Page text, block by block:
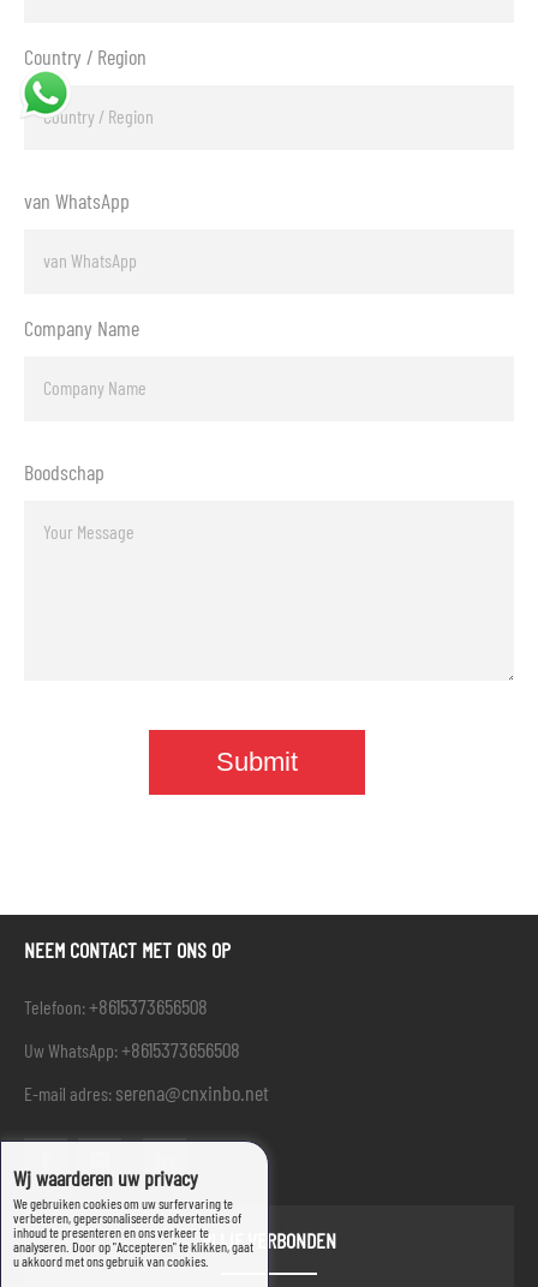
Country / Region
van WhatsApp
Company Name
Boodschap
NEEM CONTACT MET ONS OP
Telefoon:+8615373656508
Uw WhatsApp:+8615373656508
E-mail adres: serena@cnxinbo.net
BLIJF VERBONDEN
Wij waarderen uw privacy
We gebruiken cookies om uw surfervaring te
verbeteren, gepersonaliseerde advertenties of
inhoud te presenteren en ons verkeer te
analyseren. Door op "Accepteren" te klikken, gaat
u akkoord met ons gebruik van cookies.